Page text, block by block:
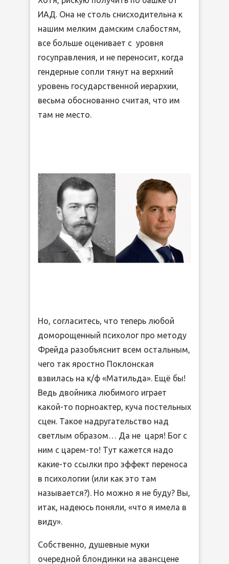
ИАД. Она не столь снисходительна к
нашим мелким дамским слабостям,
все больше оценивает с уровня
госуправления, и не переносит, когда
гендерные сопли тянут на верхний
уровень государственной иерархии,
весьма обоснованно считая, что им
там не место.
Но, согласитесь, что теперь любой
доморощенный психолог про методу
Фрейда разобъяснит всем остальным,
чего так яростно Поклонская
взвилась на к/ф «Матильда». Ещё бы!
Ведь двойника любимого играет
какой-то порноактер, куча постельных
сцен. Такое надругательство над
светлым образом… Да не царя! Бог с
ним с царем-то! Тут кажется надо
какие-то ссылки про эффект переноса
в психологии (или как это там
называется?). Но можно я не буду? Вы,
итак, надеюсь поняли, «что я имела в
виду».
Собственно, душевные муки
очередной блондинки на авансцене